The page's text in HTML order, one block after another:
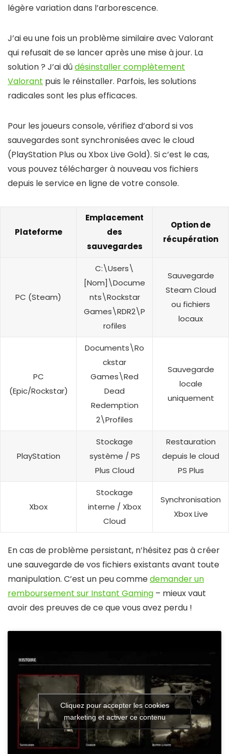
légère variation dans l’arborescence.
J’ai eu une fois un problème similaire avec Valorant
qui refusait de se lancer après une mise à jour. La
solution ? J’ai dûdésinstaller complètement
Valorant puis le réinstaller. Parfois, les solutions
radicales sont les plus efficaces.
Pour les joueurs console, vérifiez d’abord si vos
sauvegardes sont synchronisées avec le cloud
(PlayStation Plus ou Xbox Live Gold). Si c’est le cas,
vous pouvez télécharger à nouveau vos fichiers
depuis le service en ligne de votre console.
Plateforme
Emplacement
des
sauvegardes
Option de
récupération
PC (Steam)
C:\Users\
[Nom]\Docume
nts\Rockstar
Games\RDR2\P
rofiles
Sauvegarde
Steam Cloud
ou fichiers
locaux
PC
(Epic/Rockstar)
Documents\Ro
ckstar
Games\Red
Dead
Redemption
2\Profiles
Sauvegarde
locale
uniquement
PlayStation
Stockage
système / PS
Plus Cloud
Restauration
depuis le cloud
PS Plus
Xbox
Stockage
interne / Xbox
Cloud
Synchronisation
Xbox Live
En cas de problème persistant, n’hésitez pas à créer
une sauvegarde de vos fichiers existants avant toute
manipulation. C’est un peu commedemander un
remboursement sur Instant Gaming – mieux vaut
avoir des preuves de ce que vous avez perdu !
Cliquez pour accepter les cookies
marketing et activer ce contenu